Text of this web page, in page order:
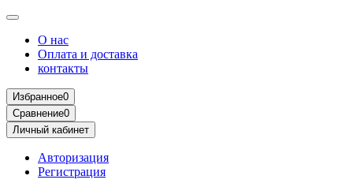
О нас
Оплата и доставка
контакты
Избранное0
Сравнение0
Личный кабинет
Авторизация
Регистрация